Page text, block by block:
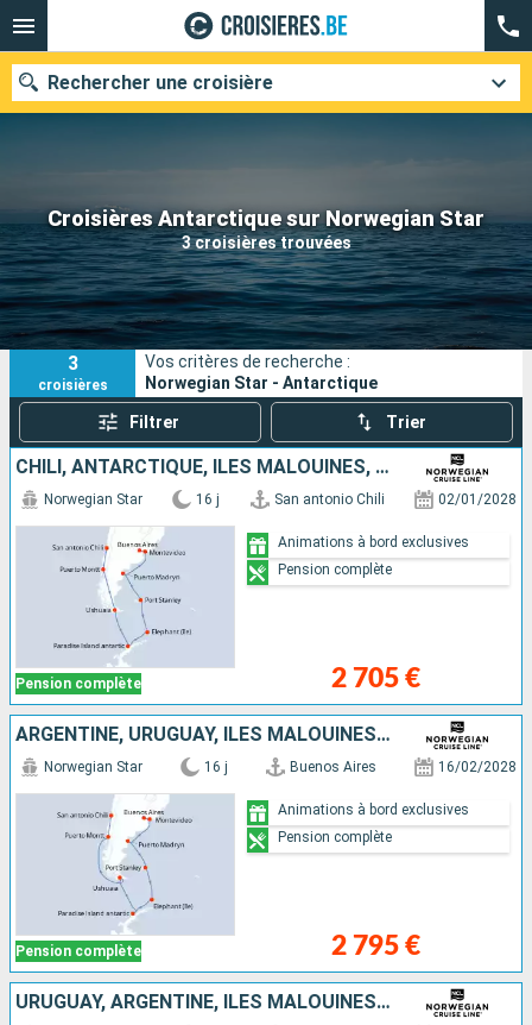
Croisières Antarctique sur Norwegian Star
3 croisières trouvées
Rechercher une croisière
Nos destinations
Mois de départ
Ports Compagnies
Rechercher
3
croisières
Vos critères de recherche :
Norwegian Star - Antarctique
Filtrer Trier
CHILI, ANTARCTIQUE, ÎLES MALOUINES, ARGENTINE, URUGUAY
Pension complète
Norwegian Star 16 j San antonio Chili 02/01/2028
2 705 €
Animations à bord exclusives
Pension complète
ARGENTINE, URUGUAY, ÎLES MALOUINES, ANTARCTIQUE, CHILI
Pension complète
Norwegian Star 16 j Buenos Aires 16/02/2028
2 795 €
Animations à bord exclusives
Pension complète
URUGUAY, ARGENTINE, ÎLES MALOUINES, ANTARCTIQUE, CHILI